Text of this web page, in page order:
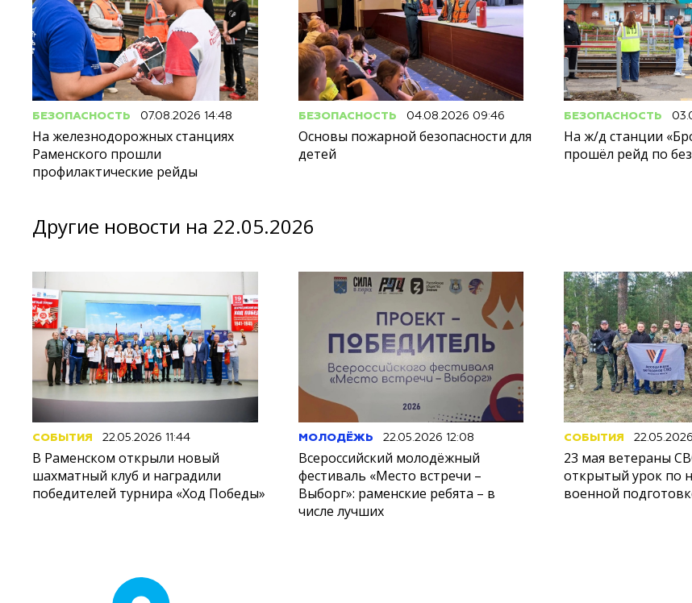
БЕЗОПАСНОСТЬ 07.08.2026 14:48
На железнодорожных станциях
Раменского прошли
профилактические рейды
БЕЗОПАСНОСТЬ 04.08.2026 09:46
Основы пожарной безопасности для
детей
БЕЗОПАСНОСТЬ
На ж/д станции
прошёл рейд по
Другие новости на 22.05.2026
СОБЫТИЯ 22.05.2026 11:44
В Раменском открыли новый
шахматный клуб и наградили
победителей турнира «Ход Победы»
МОЛОДЁЖЬ 22.05.2026 12:08
Всероссийский молодёжный
фестиваль «Место встречи –
Выборг»: раменские ребята – в
числе лучших
СОБЫТИЯ 22.05.2026
23 мая ветераны
открытый урок по
военной